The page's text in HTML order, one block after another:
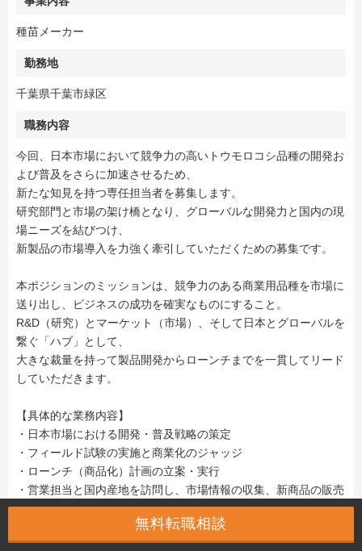
種苗メーカー
勤務地
千葉県千葉市緑区
職務内容
今回、日本市場において競争力の高いトウモロコシ品種の開発お
よび普及をさらに加速させるため、
新たな知見を持つ専任担当者を募集します。
研究部門と市場の架け橋となり、グローバルな開発力と国内の現
場ニーズを結びつけ、
新製品の市場導入を力強く牽引していただくための募集です。
本ポジションのミッションは、競争力のある商業用品種を市場に
送り出し、ビジネスの成功を確実なものにすること。
R&D（研究）とマーケット（市場）、そして日本とグローバルを
繋ぐ「ハブ」として、
大きな裁量を持って製品開発からローンチまでを一貫してリード
していただきます。
【具体的な業務内容】
・日本市場における開発・普及戦略の策定
・フィールド試験の実施と商業化のジャッジ
・ローンチ（商品化）計画の立案・実行
・営業担当と国内産地を訪問し、市場情報の収集、新商品の販売
サポート
・本国やその他海外拠点とのミーティング（海外出張あり）
無料転職相談